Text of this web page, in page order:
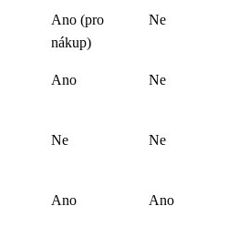
Ano (pro
nákup)
Ne
Ano Ne
Ne Ne
Ano Ano